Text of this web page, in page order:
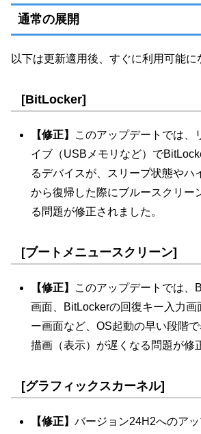
通常の展開
以下は更新適用後、すぐに利用可能に
[BitLocker]
【修正】
このアップデートでは、
イブ（USBメモリなど）で
るデバイスが、スリープ状態やハ
から復帰した際にブルースクリー
る問題が修正されました。
[ブートメニュースクリーン]
【修正】
このアップデートでは、
画面、BitLockerの回復キー入力画
ー画面など、OS起動の早い段階
描画（表示）が遅くなる問題が修
[グラフィックスカーネル]
【修正】バージョン24H2へのアッ